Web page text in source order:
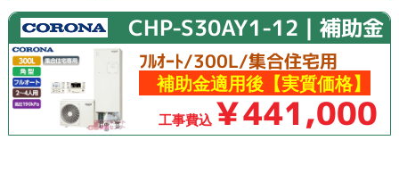
CHP-S30AY1-12｜補助金
ﾌﾙｵｰﾄ/300L/集合住宅用
補助金適用後【実質価格】
工事費込 ￥441,000